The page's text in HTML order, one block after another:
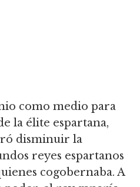
como medio para
la élite espartana,
disminuir la
reyes espartanos
cogobernaba. A